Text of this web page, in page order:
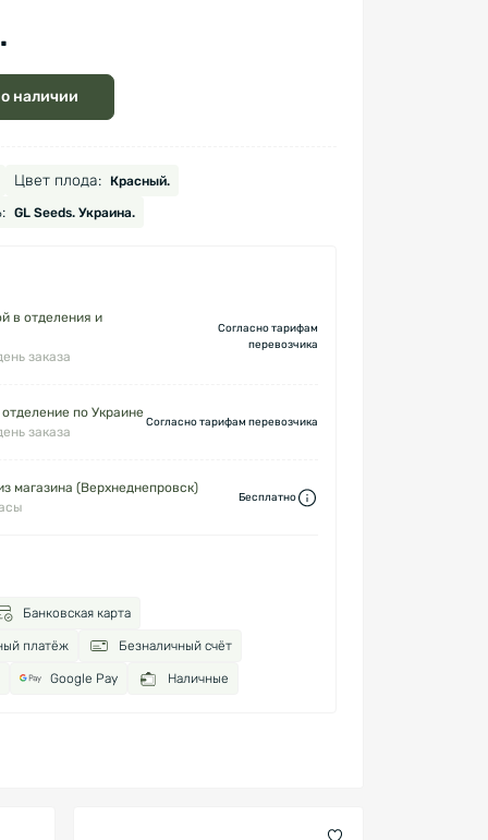
наличии
Цвет плода: Красный.
GL Seeds. Украина.
в отделения и
заказа
Согласно тарифам
перевозчика
по Украине
заказа
Согласно тарифам перевозчика
магазина (Верхнеднепровск)
Бесплатно
Банковская карта
платёж Безналичный счёт
Google Pay Наличные